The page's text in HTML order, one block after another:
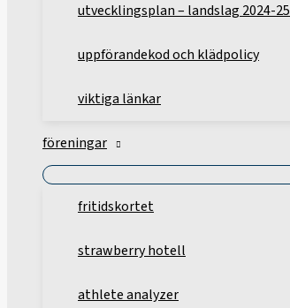
utvecklingsplan – landslag 2024-25
uppförandekod och klädpolicy
viktiga länkar
föreningar
fritidskortet
strawberry hotell
athlete analyzer